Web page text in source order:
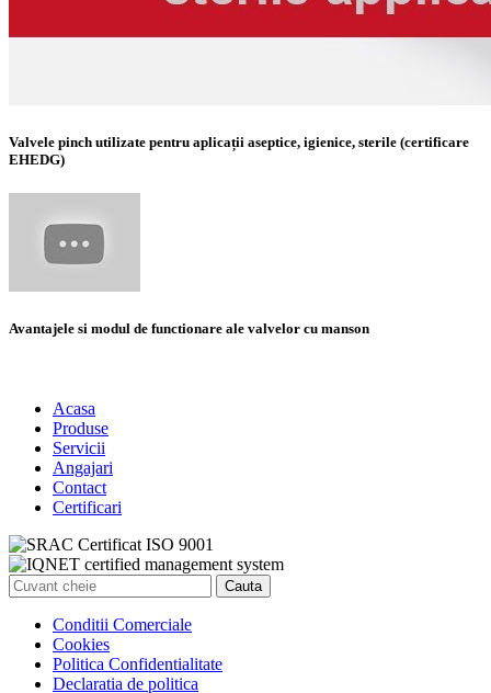
Valvele pinch utilizate pentru aplicații aseptice, igienice, sterile (certificare
EHEDG)
Avantajele si modul de functionare ale valvelor cu manson
Acasa
Produse
Servicii
Angajari
Contact
Certificari
Conditii Comerciale
Cookies
Politica Confidentialitate
Declaratia de politica